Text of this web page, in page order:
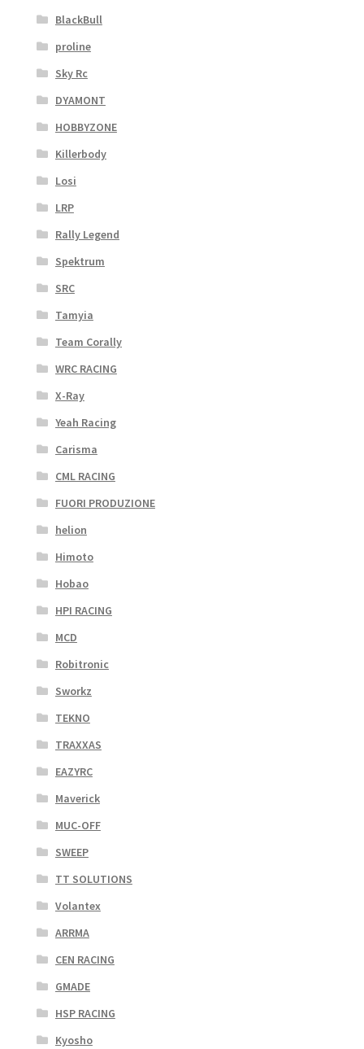
BlackBull
proline
Sky Rc
DYAMONT
HOBBYZONE
Killerbody
Losi
LRP
Rally Legend
Spektrum
SRC
Tamyia
Team Corally
WRC RACING
X-Ray
Yeah Racing
Carisma
CML RACING
FUORI PRODUZIONE
helion
Himoto
Hobao
HPI RACING
MCD
Robitronic
Sworkz
TEKNO
TRAXXAS
EAZYRC
Maverick
MUC-OFF
SWEEP
TT SOLUTIONS
Volantex
ARRMA
CEN RACING
GMADE
HSP RACING
Kyosho